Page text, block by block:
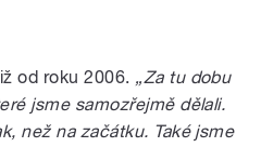
od roku 2006. „Za tu dobu
jsme samozřejmě dělali.
než na začátku. Také jsme